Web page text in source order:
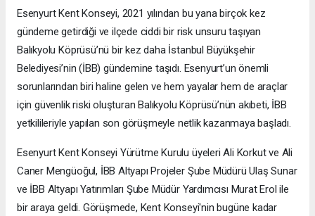
Esenyurt Kent Konseyi, 2021 yılından bu yana birçok kez
gündeme getirdiği ve ilçede ciddi bir risk unsuru taşıyan
Balıkyolu Köprüsü’nü bir kez daha İstanbul Büyükşehir
Belediyesi’nin (İBB) gündemine taşıdı. Esenyurt’un önemli
sorunlarından biri haline gelen ve hem yayalar hem de araçlar
için güvenlik riski oluşturan Balıkyolu Köprüsü’nün akıbeti, İBB
yetkilileriyle yapılan son görüşmeyle netlik kazanmaya başladı.
Esenyurt Kent Konseyi Yürütme Kurulu üyeleri Ali Korkut ve Ali
Caner Mengüoğul, İBB Altyapı Projeler Şube Müdürü Ulaş Sunar
ve İBB Altyapı Yatırımları Şube Müdür Yardımcısı Murat Erol ile
bir araya geldi. Görüşmede, Kent Konseyi'nin bugüne kadar